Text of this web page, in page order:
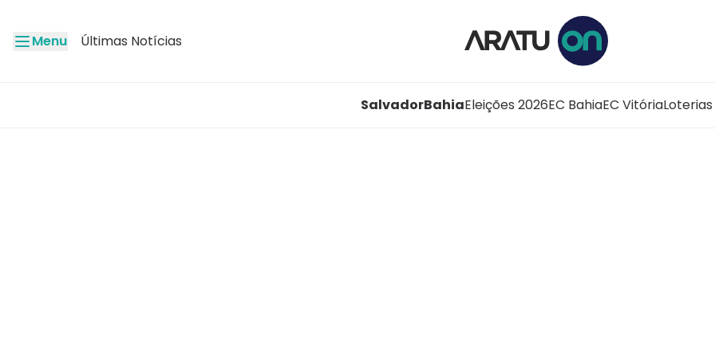
Menu Últimas Notícias
SalvadorBahiaEleições 2026EC BahiaEC VitóriaLoterias